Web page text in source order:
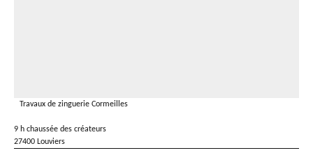
Travaux de zinguerie Cormeilles
9 h chaussée des créateurs
27400 Louviers